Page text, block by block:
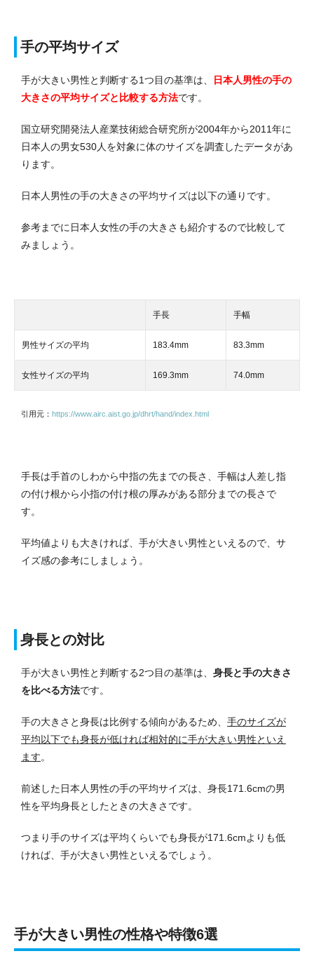
手の平均サイズ
手が大きい男性と判断する1つ目の基準は、
日本人男性の手の
大きさの平均サイズと比較する方法です。
国立研究開発法人産業技術総合研究所が2004年から2011年に
日本人の男女530人を対象に体のサイズを調査したデータがあ
ります。
日本人男性の手の大きさの平均サイズは以下の通りです。
参考までに日本人女性の手の大きさも紹介するので比較して
みましょう。
手長 手幅
男性サイズの平均 183.4mm 83.3mm
女性サイズの平均 169.3mm 74.0mm
引用元： https://www.airc.aist.go.jp/dhrt/hand/index.html
手長は手首のしわから中指の先までの長さ、手幅は人差し指
の付け根から小指の付け根の厚みがある部分までの長さで
す。
平均値よりも大きければ、手が大きい男性といえるので、サ
イズ感の参考にしましょう。
身長との対比
手が大きい男性と判断する2つ目の基準は、 身長と手の大きさ
を比べる方法です。
手の大きさと身長は比例する傾向があるため、 手のサイズが
平均以下でも身長が低ければ相対的に手が大きい男性といえ
ます。
前述した日本人男性の手の平均サイズは、身長171.6cmの男
性を平均身長としたときの大きさです。
つまり手のサイズは平均くらいでも身長が171.6cmよりも低
ければ、手が大きい男性といえるでしょう。
手が大きい男性の性格や特徴6選